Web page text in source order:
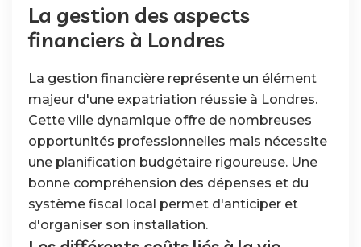
La gestion des aspects
financiers à Londres
La gestion financière représente un élément
majeur d'une expatriation réussie à Londres.
Cette ville dynamique offre de nombreuses
opportunités professionnelles mais nécessite
une planification budgétaire rigoureuse. Une
bonne compréhension des dépenses et du
système fiscal local permet d'anticiper et
d'organiser son installation.